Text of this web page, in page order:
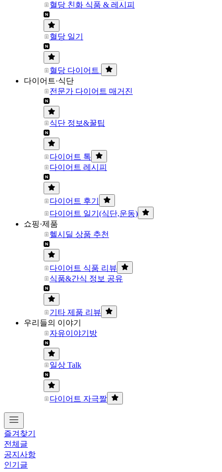
혈당 친화 식품 & 레시피
혈당 일기
혈당 다이어트
다이어트·식단
전문가 다이어트 매거진
식단 정보&꿀팁
다이어트 톡
다이어트 레시피
다이어트 후기
다이어트 일기(식단,운동)
쇼핑·제품
헬시딜 상품 추천
다이어트 식품 리뷰
식품&간식 정보 공유
기타 제품 리뷰
우리들의 이야기
자유이야기방
일상 Talk
다이어트 자극짤
즐겨찾기
전체글
공지사항
인기글